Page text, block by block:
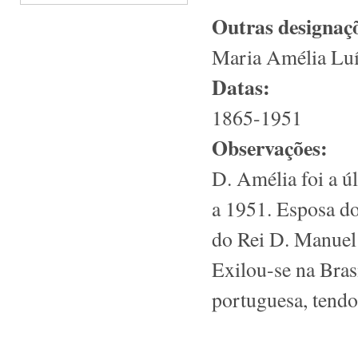
Outras
Maria Amélia
Datas:
1865-1951
Observações:
D. Amélia foi a
a 1951. Esposa
do Rei D.
Exilou-se na
portuguesa,